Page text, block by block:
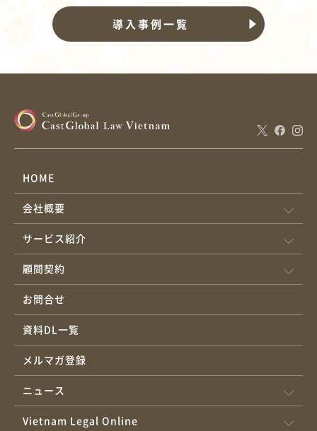
導入事例一覧
HOME
会社概要
サービス紹介
顧問契約
お問合せ
資料DL一覧
メルマガ登録
ニュース
Vietnam Legal Online